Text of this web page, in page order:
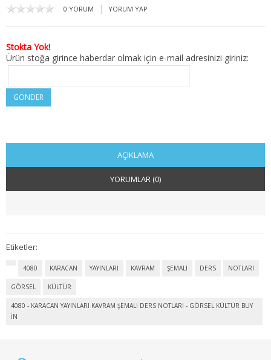
1. SINIF 1. YARIYIL KAMU
1. SINIF 2. YARIYIL KAMU
2. SINIF 4. YARIYIL KAMU
3. SINIF 6. YARIYIL KAMU
4. SINIF 7. YARIYIL KAMU
1. SINIF 2. YARIYIL MALİYE
0 YORUM | YORUM YAP
Stokta Yok!
Ürün stoğa girince haberdar olmak için e-mail adresinizi giriniz:
GÖNDER
AÇIKLAMA
YORUMLAR (0)
Etiketler:
4080 KARACAN YAYINLARI KAVRAM ŞEMALI DERS NOTLARI
GÖRSEL KÜLTÜR
4080 - KARACAN YAYINLARI KAVRAM ŞEMALI DERS NOTLARI - GÖRSEL KÜLTÜR BUY
IN